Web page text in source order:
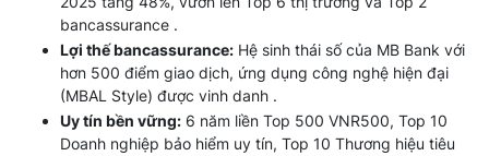
bancassurance .
Lợi thế bancassurance: Hệ sinh thái số của MB Bank với
hơn 500 điểm giao dịch, ứng dụng công nghệ hiện đại
(MBAL Style) được vinh danh .
Uy tín bền vững: 6 năm liền Top 500 VNR500, Top 10
Doanh nghiệp bảo hiểm uy tín, Top 10 Thương hiệu tiêu